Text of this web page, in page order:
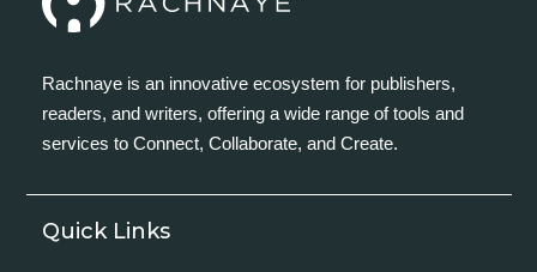
Rachnaye is an innovative ecosystem for publishers,
readers, and writers, offering a wide range of tools and
services to Connect, Collaborate, and Create.
Quick Links